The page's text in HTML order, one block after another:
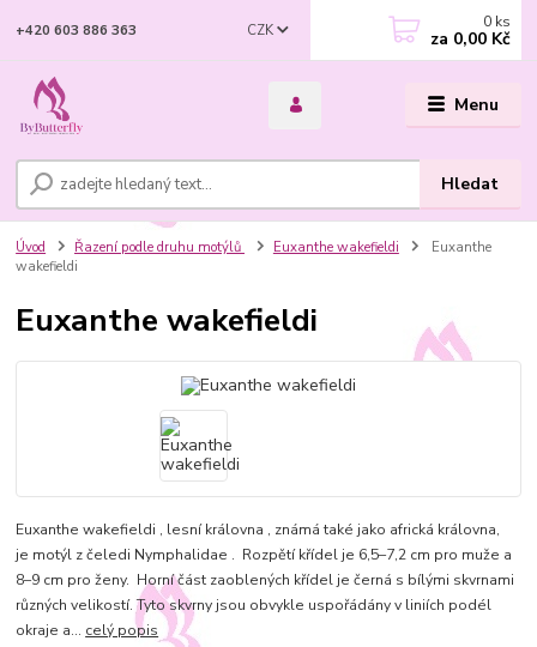
Menu
CZK
Hledat
+420 603 886 363 0 ks
za 0,00 Kč
Úvod Řazení podle druhu motýlů Euxanthe wakefieldi
Euxanthe
wakefieldi
Euxanthe wakefieldi
Euxanthe wakefieldi , lesní královna , známá také jako africká královna,
je motýl z čeledi Nymphalidae . Rozpětí křídel je 6,5–7,2 cm pro muže a
8–9 cm pro ženy. Horní část zaoblených křídel je černá s bílými skvrnami
různých velikostí. Tyto skvrny jsou obvykle uspořádány v liniích podél
okraje a... celý popis